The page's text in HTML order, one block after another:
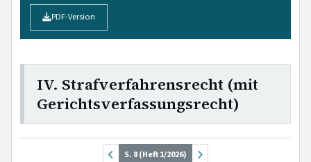
PDF-Version
IV. Strafverfahrensrecht (mit
Gerichtsverfassungsrecht)
S. 8 (Heft 1/2026)